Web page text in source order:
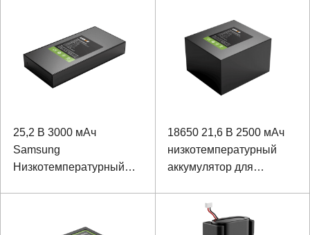
25,2 В 3000 мАч
Samsung
Низкотемпературный
18650 21,6 В 2500 мАч
низкотемпературный
аккумулятор для
устройства